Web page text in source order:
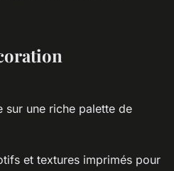
une riche palette de
et textures imprimés pour